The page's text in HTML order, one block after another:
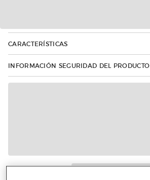
CARACTERÍSTICAS
INFORMACIÓN SEGURIDAD DEL PRODUCTO